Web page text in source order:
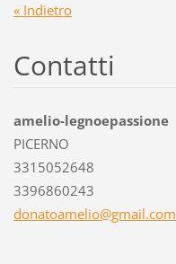
« Indietro
Contatti
amelio-legnoepassione
PICERNO
3315052648
3396860243
donatoamelio@gmail.com